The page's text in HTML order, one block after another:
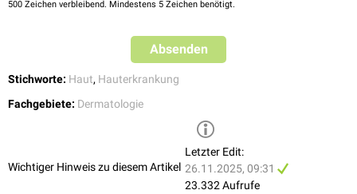
500 Zeichen verbleibend. Mindestens 5 Zeichen benötigt.
Absenden
Stichworte: Haut, Hauterkrankung
Fachgebiete: Dermatologie
Wichtiger Hinweis zu diesem Artikel
Letzter Edit:
26.11.2025, 09:31
23.332 Aufrufe